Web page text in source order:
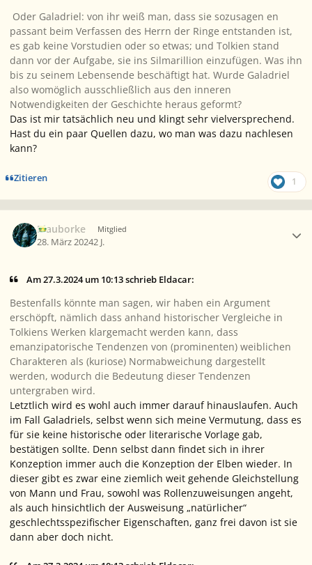
Oder Galadriel: von ihr weiß man, dass sie sozusagen en
passant beim Verfassen des Herrn der Ringe entstanden ist,
es gab keine Vorstudien oder so etwas; und Tolkien stand
dann vor der Aufgabe, sie ins Silmarillion einzufügen. Was ihn
bis zu seinem Lebensende beschäftigt hat. Wurde Galadriel
also womöglich ausschließlich aus den inneren
Notwendigkeiten der Geschichte heraus geformt?
Das ist mir tatsächlich neu und klingt sehr vielversprechend.
Hast du ein paar Quellen dazu, wo man was dazu nachlesen
kann?
Zitieren 1
Blauborke Mitglied
28. März 20242 J.
Am 27.3.2024 um 10:13 schrieb Eldacar:
Bestenfalls könnte man sagen, wir haben ein Argument
erschöpft, nämlich dass anhand historischer Vergleiche in
Tolkiens Werken klargemacht werden kann, dass
emanzipatorische Tendenzen von (prominenten) weiblichen
Charakteren als (kuriose) Normabweichung dargestellt
werden, wodurch die Bedeutung dieser Tendenzen
untergraben wird.
Letztlich wird es wohl auch immer darauf hinauslaufen. Auch
im Fall Galadriels, selbst wenn sich meine Vermutung, dass es
für sie keine historische oder literarische Vorlage gab,
bestätigen sollte. Denn selbst dann findet sich in ihrer
Konzeption immer auch die Konzeption der Elben wieder. In
dieser gibt es zwar eine ziemlich weit gehende Gleichstellung
von Mann und Frau, sowohl was Rollenzuweisungen angeht,
als auch hinsichtlich der Ausweisung „natürlicher“
geschlechtsspezifischer Eigenschaften, ganz frei davon ist sie
dann aber doch nicht.